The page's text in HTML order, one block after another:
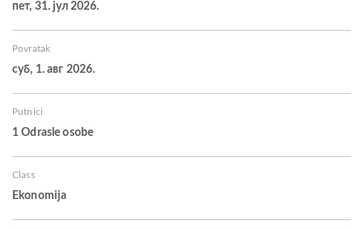
пет, 31. јул 2026.
Povratak
суб, 1. авг 2026.
Putnici
1 Odrasle osobe
Class
Ekonomija